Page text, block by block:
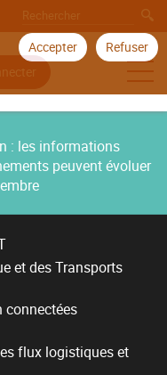
Accepter Refuser
: les informations
peuvent évoluer
et des Transports
connectées
flux logistiques et